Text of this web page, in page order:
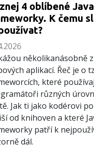
4 oblíbené
K čemu
několikanásobně
aplikací. Řeč je o
které
různých
Jak ti jako kodérovi
od knihoven a které
patří k
dál.